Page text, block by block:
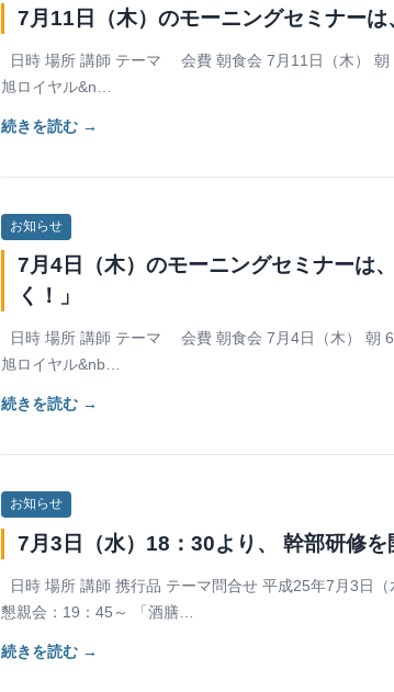
7月11日（木）のモーニングセミナーは
日時 場所 講師 テーマ 会費 朝食会 7月11日（木） 朝
旭ロイヤル&n…
続きを読む →
お知らせ
7月4日（木）のモーニングセミナーは
く！」
日時 場所 講師 テーマ 会費 朝食会 7月4日（木） 朝
旭ロイヤル&nb…
続きを読む →
お知らせ
7月3日（水）18：30より、 幹部研修
日時 場所 講師 携行品 テーマ問合せ 平成25年7月3日
懇親会：19：45～ 「酒膳…
続きを読む →